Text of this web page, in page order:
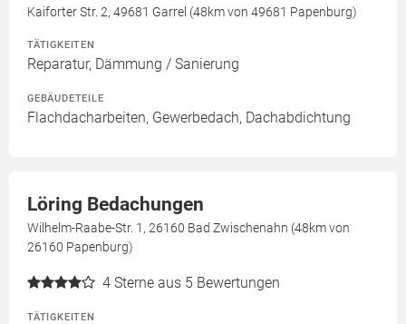
Kaiforter Str. 2, 49681 Garrel (48km von 49681 Papenburg)
TÄTIGKEITEN
Reparatur, Dämmung / Sanierung
GEBÄUDETEILE
Flachdacharbeiten, Gewerbedach, Dachabdichtung
Löring Bedachungen
Wilhelm-Raabe-Str. 1, 26160 Bad Zwischenahn (48km von
26160 Papenburg)
4 Sterne aus 5 Bewertungen
TÄTIGKEITEN